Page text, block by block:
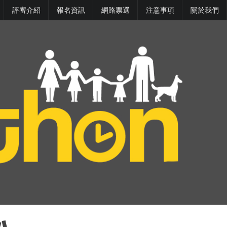
評審介紹 報名資訊 網路票選 注意事項 關於我們